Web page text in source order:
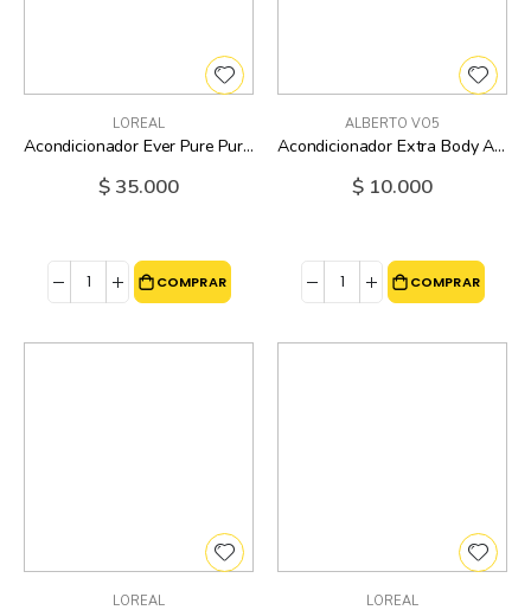
LOREAL
Acondicionador Ever Pure Purple Loreal - 6.8 Oz
$ 35.000
COMPRAR
ALBERTO VO5
Acondicionador Extra Body Alberto Vo5 - 12.5 Oz
$ 10.000
COMPRAR
LOREAL LOREAL